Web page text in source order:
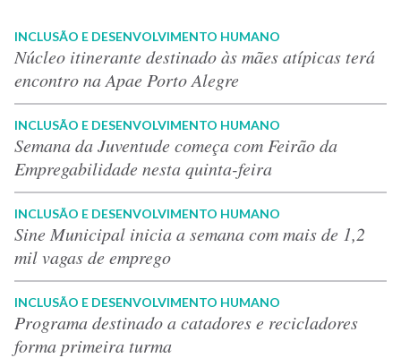
INCLUSÃO E DESENVOLVIMENTO HUMANO
Núcleo itinerante destinado às mães atípicas terá
encontro na Apae Porto Alegre
INCLUSÃO E DESENVOLVIMENTO HUMANO
Semana da Juventude começa com Feirão da
Empregabilidade nesta quinta-feira
INCLUSÃO E DESENVOLVIMENTO HUMANO
Sine Municipal inicia a semana com mais de 1,2
mil vagas de emprego
INCLUSÃO E DESENVOLVIMENTO HUMANO
Programa destinado a catadores e recicladores
forma primeira turma